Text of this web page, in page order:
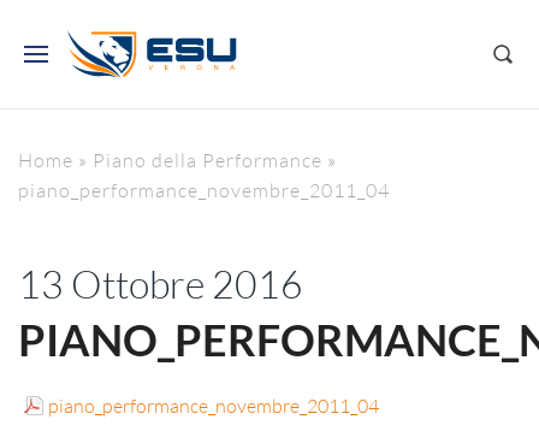
Home » Piano della Performance »
piano_performance_novembre_2011_04
13 Ottobre 2016
piano_performance_novembre_2011_04